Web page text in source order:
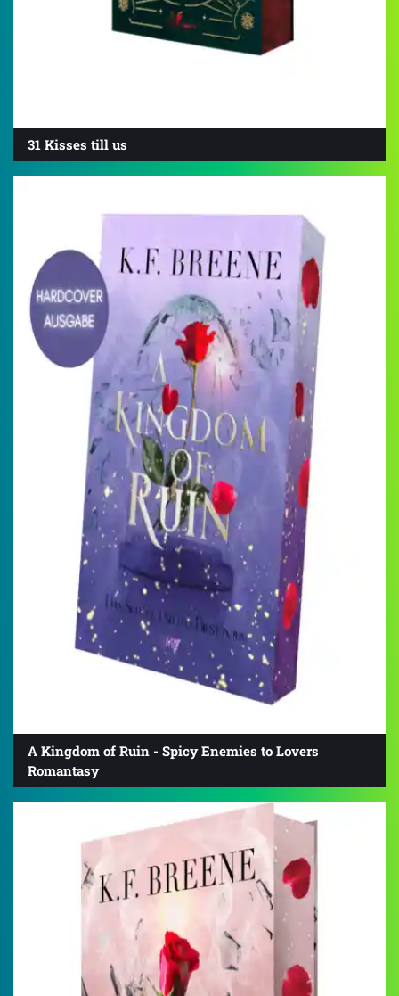
31 Kisses till us
A Kingdom of Ruin - Spicy Enemies to Lovers
Romantasy